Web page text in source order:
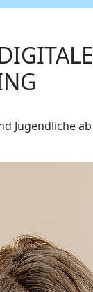
Jugendliche ab